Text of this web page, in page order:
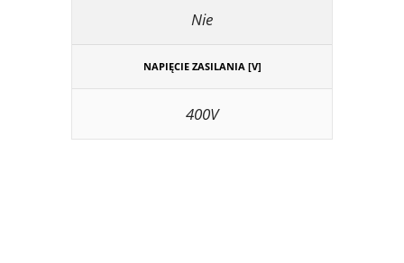
Nie
NAPIĘCIE ZASILANIA [V]
400V